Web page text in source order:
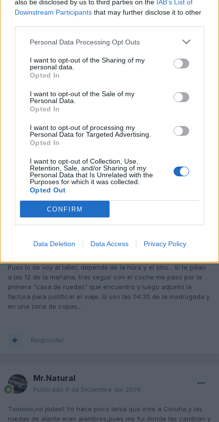
also be disclosed by us to third parties on the IAB’s List of
Downstream Participants that may further disclose it to other
Personal Data Processing Opt Outs
I want to opt-out of the Sharing of my
personal data.
Opted In
I want to opt-out of the Sale of my
Personal Data.
Opted In
I want to opt-out of processing my
Personal Data for Targeted Advertising.
Opted In
I want to opt-out of Collection, Use,
Retention, Sale, and/or Sharing of my
Personal Data that Is Unrelated with the
Purposes for which it was collected.
Opted Out
CONFIRM
Data Deletion Data Access Privacy Policy
Supongo que no seria tan facil pero podias haberles dicho que
ibas al taller de un amigo o algo asi que ya te tenia preparadas
unas piezas entre ellas las ruedas y que se lo ibas a hacer todo
alli y tal, nose algo de excusa..
Lo de la admision se lo tengo que hacer al mio, estare atento a tu
brico a ver.
pueden arreglar con dinero, tomatelo como una gran put*da pero
con animo para delante tio que se le va a hacer, seguro que
vendran rachas mejores.
Venga animo tio :clap1:
Responder
Publicado9 de Diciembre del 2009
Pues lo de voy al taller, depende de la hora y el sitio... Si te pillan
a las 12 de la mañana, tras seguir con el coche me paso por la
primera "casa de ruedas" que encuentro y luego adjunto la
factura para justificar el viaje. Si son las 04:30 de la madrugada y
en una zona de copas...
Responder
Mr.Natural
Publicado 9 de Diciembre del 2009
Tiooooo,no jodas!! Yo hace poco tenia que irme a Coruña,y las
ruedas de alante eran alambres,pues me fui donde las cambian y